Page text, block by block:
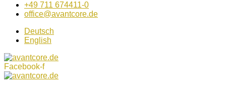
+49 711 674411-0
office@avantcore.de
Deutsch
English
Facebook-f